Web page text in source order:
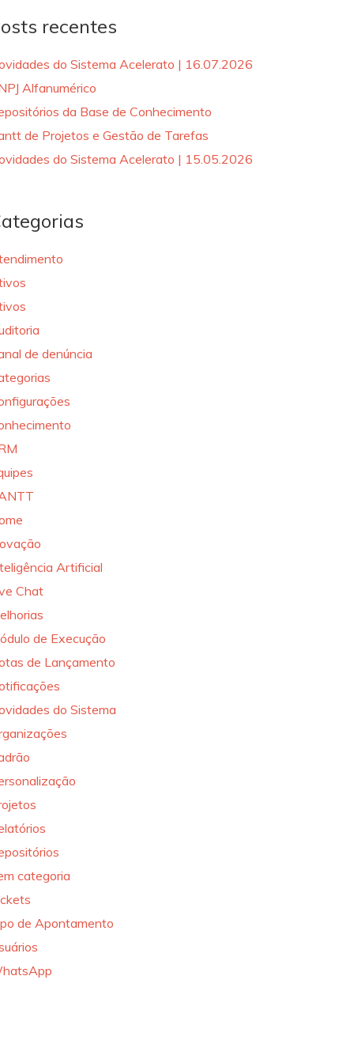
recentes
do Sistema Acelerato | 16.07.2026
Alfanumérico
da Base de Conhecimento
de Projetos e Gestão de Tarefas
do Sistema Acelerato | 15.05.2026
de denúncia
Artificial
Chat
de Execução
de Lançamento
do Sistema
categoria
de Apontamento